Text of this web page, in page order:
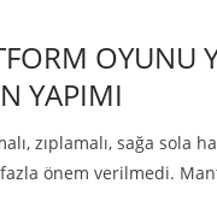
YAPIMI
zıplamalı, sağa sola
önem verilmedi.